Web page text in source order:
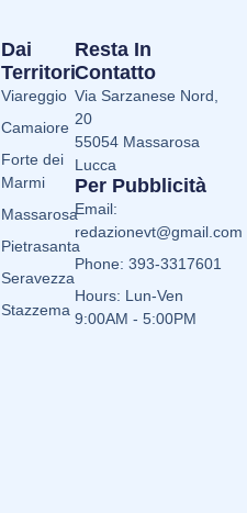
Dai
Territori
Viareggio
Camaiore
Forte dei
Marmi
Massarosa
Pietrasanta
Seravezza
Stazzema
Resta In
Contatto
Via Sarzanese Nord,
20
55054 Massarosa
Lucca
Per Pubblicità
Email:
redazionevt@gmail.com
Phone: 393-3317601
Hours: Lun-Ven
9:00AM - 5:00PM